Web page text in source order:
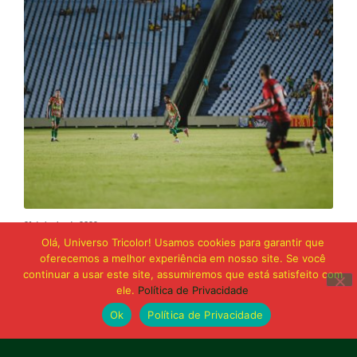
21 de junho de 2026
Sampaio é superado pelo Trem no Castelão
e buscará reação em Macapá
Olá, Universo Tricolor! Usamos cookies para garantir que
oferecemos a melhor experiência em nosso site. Se você
continuar a usar este site, assumiremos que está satisfeito com
ele. Política de Privacidade
Ok
Política de Privacidade